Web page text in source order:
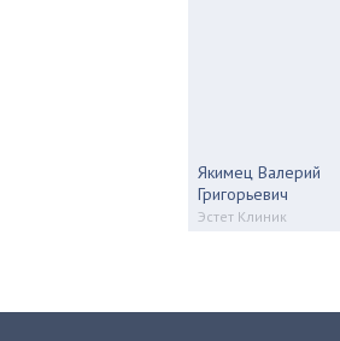
Якимец Валерий
Григорьевич
Эстет Клиник